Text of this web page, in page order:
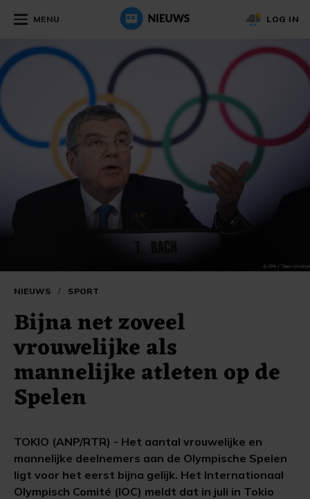
MENU LOG IN
NIEUWS / SPORT
Bijna net zoveel
vrouwelijke als
mannelijke atleten op de
Spelen
TOKIO (ANP/RTR) - Het aantal vrouwelijke en
mannelijke deelnemers aan de Olympische Spelen
ligt voor het eerst bijna gelijk. Het Internationaal
Olympisch Comité (IOC) meldt dat in juli in Tokio